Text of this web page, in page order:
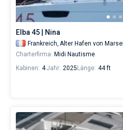
Liebhaber
eines
Urlaubs
als
auch
Segler,
ohne
Segel
Elba 45 | Nina
Frankreich, Alter Hafen von
Charterfirma: Midi Nautisme
Kabinen: 4Jahr: 2025 Länge: 44 ft